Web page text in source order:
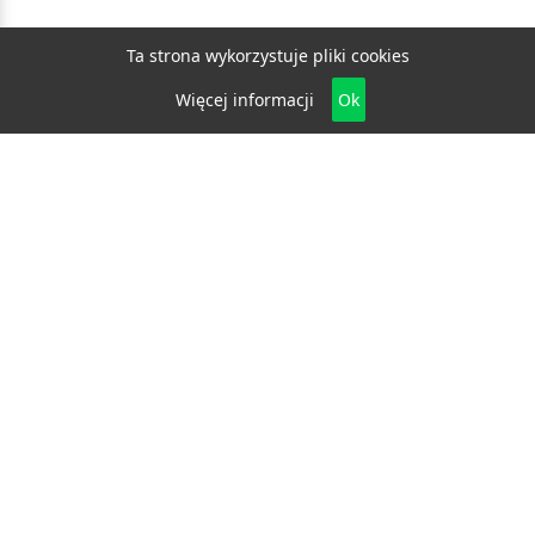
Ta strona wykorzystuje pliki cookies
Więcej informacji
Ok